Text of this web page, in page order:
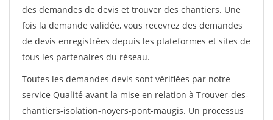
des demandes de devis et trouver des chantiers. Une
fois la demande validée, vous recevrez des demandes
de devis enregistrées depuis les plateformes et sites de
tous les partenaires du réseau.
Toutes les demandes devis sont vérifiées par notre
service Qualité avant la mise en relation à Trouver-des-
chantiers-isolation-noyers-pont-maugis. Un processus